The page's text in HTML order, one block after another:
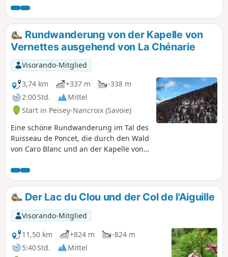
bewohnt ist, unternommen werden kann.Durch die
Nordlage des Hangs verläuft die Strecke im Schatten des
Berges, sodass der Schnee weniger schnell schmilzt.Der
Weg ist ab der Brücke mit gelben Schildern ausgeschildert.
Rundwanderung von der Kapelle von
Vernettes ausgehend von La Chénarie
Visorando-Mitglied
3,74 km
+337 m
-338 m
2:00 Std.
Mittel
Start in Peisey-Nancroix (Savoie)
Eine schöne Rundwanderung im Tal des
Ruisseau de Poncet, die durch den Wald
von Caro Blanc und an der Kapelle von
steile Aufstiege, aber auf halber Strecke
erwartet Sie eine sehr schöne Aussicht.
Der Lac du Clou und der Col de l'Aiguille
Visorando-Mitglied
11,50 km
+824 m
-824 m
5:40 Std.
Mittel